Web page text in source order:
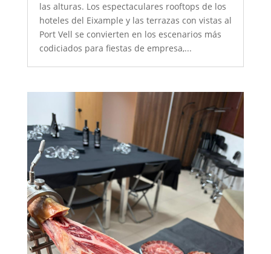
las alturas. Los espectaculares rooftops de los
hoteles del Eixample y las terrazas con vistas al
Port Vell se convierten en los escenarios más
codiciados para fiestas de empresa,...